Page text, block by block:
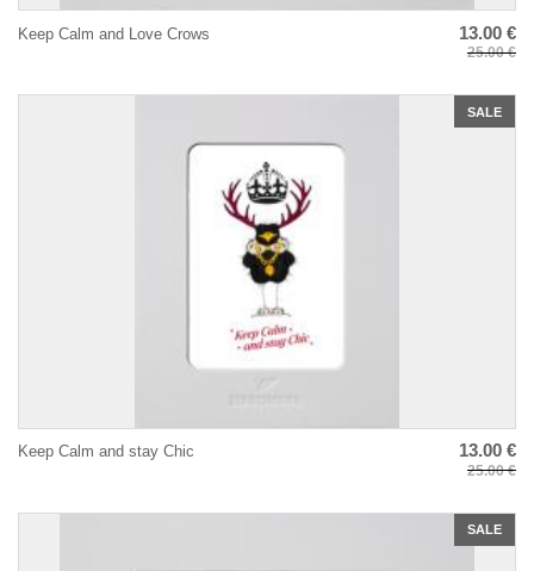
Keep Calm and Love Crows 13.00 €
25.00 €
SALE
Keep Calm and stay Chic 13.00 €
25.00 €
SALE